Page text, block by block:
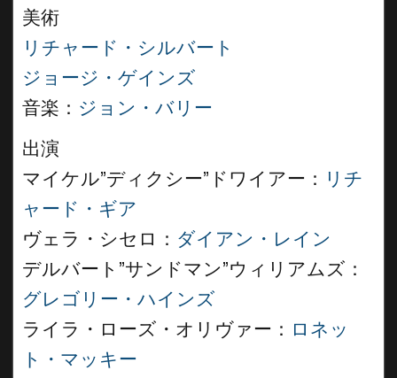
美術
リチャード・シルバート
ジョージ・ゲインズ
音楽： ジョン・バリー
出演
マイケル”ディクシー”ドワイアー： リチ
ャード・ギア
ヴェラ・シセロ： ダイアン・レイン
デルバート”サンドマン”ウィリアムズ：
グレゴリー・ハインズ
ライラ・ローズ・オリヴァー： ロネッ
ト・マッキー